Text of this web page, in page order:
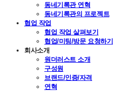
동네기록관 연혁
동네기록관의 프로젝트
협업 작업
협업 작업 살펴보기
협업/미팅/방문 요청하기
회사소개
원더러스트 소개
구성원
브랜드/인증/자격
연혁